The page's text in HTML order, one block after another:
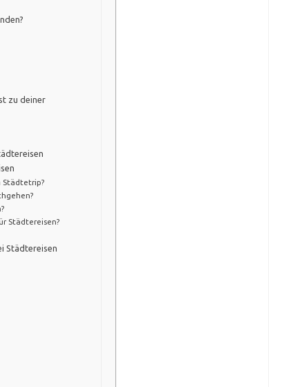
zu deiner
Städtetrip?
Städtereisen?
Städtereisen